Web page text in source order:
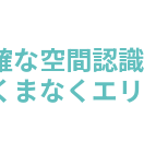
な空間認識
まなくエリ